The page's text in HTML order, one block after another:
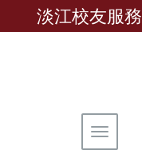
淡江校友服
Toggle